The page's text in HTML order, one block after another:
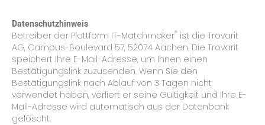
Datenschutzhinweis
Betreiber der Plattform IT-Matchmaker® ist die Trovarit
AG, Campus-Boulevard 57, 52074 Aachen. Die Trovarit
speichert Ihre E-Mail-Adresse, um Ihnen einen
Bestätigungslink zuzusenden. Wenn Sie den
Bestätigungslink nach Ablauf von 3 Tagen nicht
verwendet haben, verliert er seine Gültigkeit und Ihre E-
Mail-Adresse wird automatisch aus der Datenbank
gelöscht.